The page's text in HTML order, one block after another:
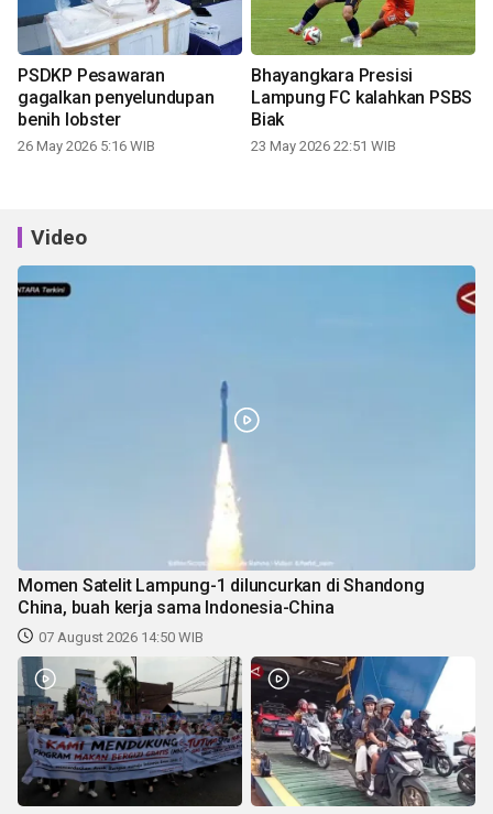
PSDKP Pesawaran
gagalkan penyelundupan
benih lobster
26 May 2026 5:16 WIB
Bhayangkara Presisi
Lampung FC kalahkan PSBS
Biak
23 May 2026 22:51 WIB
Video
Momen Satelit Lampung-1 diluncurkan di Shandong
China, buah kerja sama Indonesia-China
07 August 2026 14:50 WIB